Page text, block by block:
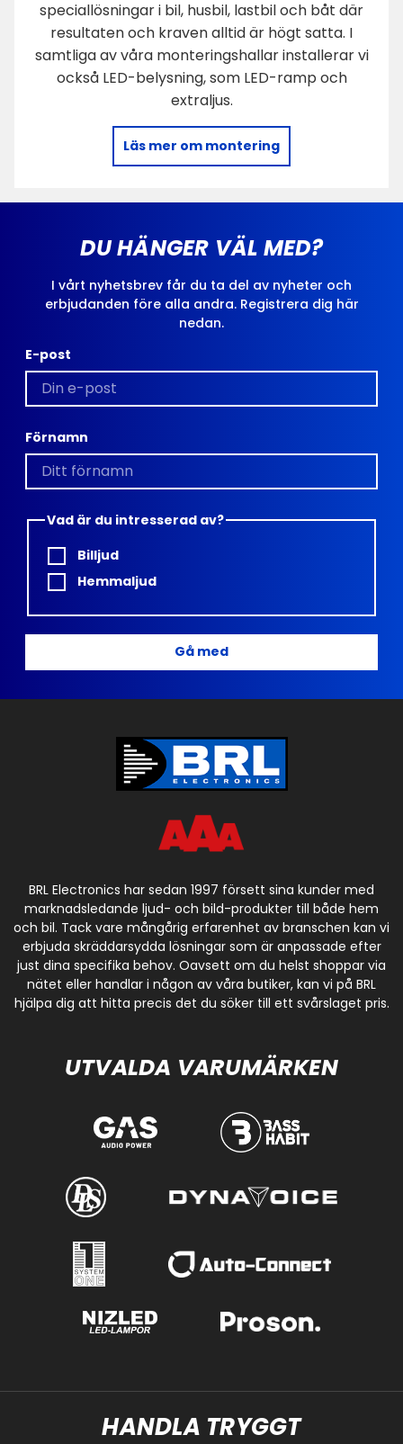
speciallösningar i bil, husbil, lastbil och båt där
resultaten och kraven alltid är högt satta. I
samtliga av våra monteringshallar installerar vi
också LED-belysning, som LED-ramp och
extraljus.
Läs mer om montering
DU HÄNGER VÄL MED?
I vårt nyhetsbrev får du ta del av nyheter och
erbjudanden före alla andra. Registrera dig här
nedan.
E-post
Förnamn
Vad är du intresserad av?
Billjud
Hemmaljud
Gå med
BRL Electronics har sedan 1997 försett sina kunder med
marknadsledande ljud- och bild-produkter till både hem
och bil. Tack vare mångårig erfarenhet av branschen kan vi
erbjuda skräddarsydda lösningar som är anpassade efter
just dina specifika behov. Oavsett om du helst shoppar via
nätet eller handlar i någon av våra butiker, kan vi på BRL
hjälpa dig att hitta precis det du söker till ett svårslaget pris.
UTVALDA VARUMÄRKEN
HANDLA TRYGGT